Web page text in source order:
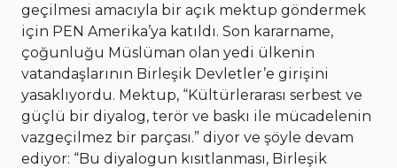
geçilmesi amacıyla bir açık mektup göndermek
için PEN Amerika’ya katıldı. Son kararname,
çoğunluğu Müslüman olan yedi ülkenin
vatandaşlarının Birleşik Devletler’e girişini
yasaklıyordu. Mektup, “Kültürlerarası serbest ve
güçlü bir diyalog, terör ve baskı ile mücadelenin
vazgeçilmez bir parçası.” diyor ve şöyle devam
ediyor: “Bu diyalogun kısıtlanması, Birleşik